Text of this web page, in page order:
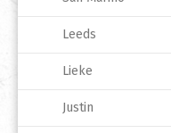
Leeds
Lieke
Justin